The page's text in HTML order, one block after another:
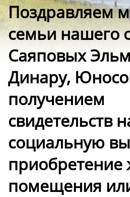
Поздравляем
семьи нашего
Саяповых
Динару,
получением
свидетельств
социальную
приобретение
помещения